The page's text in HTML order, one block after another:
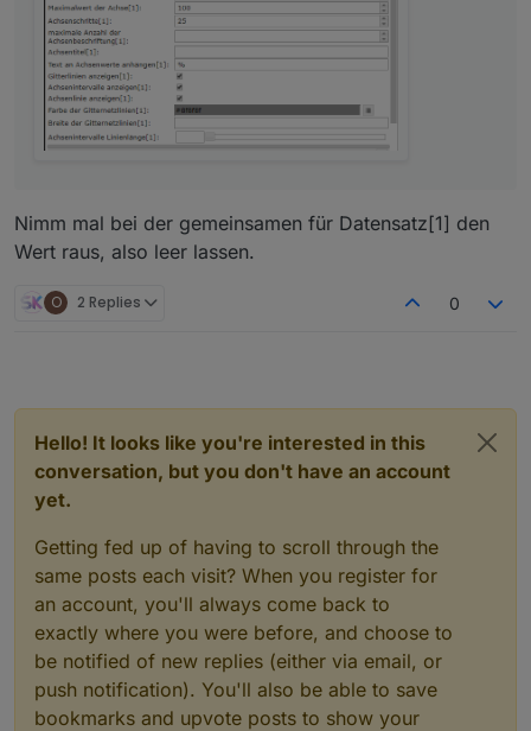
Habe die neuster Version 0.2.7
Nimm mal bei der gemeinsamen für Datensatz[1] den
Wert raus, also leer lassen.
O 2 Replies 0
Hello! It looks like you're interested in this
conversation, but you don't have an account
yet.
Getting fed up of having to scroll through the
same posts each visit? When you register for
an account, you'll always come back to
exactly where you were before, and choose to
be notified of new replies (either via email, or
push notification). You'll also be able to save
bookmarks and upvote posts to show your